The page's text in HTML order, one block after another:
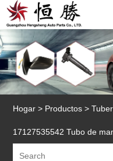
Hogar > Productos >
17127535542 Tubo de